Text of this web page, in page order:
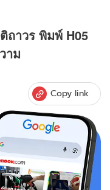
าวร พิมพ์ H05
าม
Copy link